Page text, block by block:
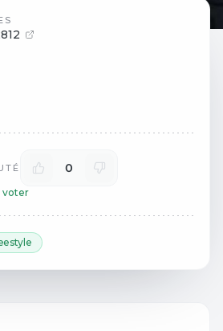
0
voter